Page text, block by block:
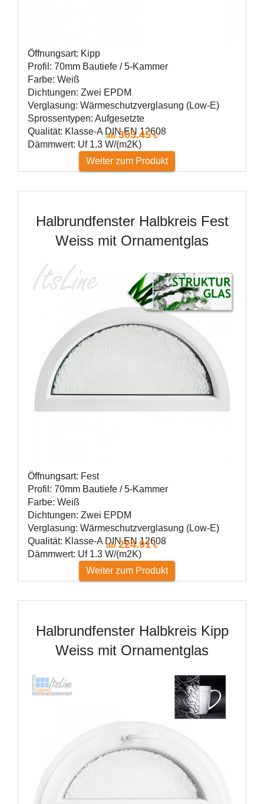
Öffnungsart: Kipp
Profil: 70mm Bautiefe / 5-Kammer
Farbe: Weiß
Dichtungen: Zwei EPDM
Verglasung: Wärmeschutzverglasung (Low-E)
Sprossentypen: Aufgesetzte
Qualität: Klasse-A DIN EN 12608
Dämmwert: Uf 1.3 W/(m2K)
ab303.45€
Weiter zum Produkt
Halbrundfenster Halbkreis Fest
Weiss mit Ornamentglas
Öffnungsart: Fest
Profil: 70mm Bautiefe / 5-Kammer
Farbe: Weiß
Dichtungen: Zwei EPDM
Verglasung: Wärmeschutzverglasung (Low-E)
Qualität: Klasse-A DIN EN 12608
Dämmwert: Uf 1.3 W/(m2K)
ab224.91€
Weiter zum Produkt
Halbrundfenster Halbkreis Kipp
Weiss mit Ornamentglas